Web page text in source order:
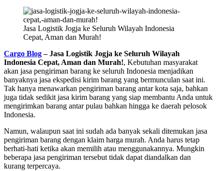
Jasa Logistik Jogja ke Seluruh Wilayah Indonesia
Cepat, Aman dan Murah!
Cargo Blog– Jasa Logistik Jogja ke Seluruh Wilayah
Indonesia Cepat, Aman dan Murah!, Kebutuhan masyarakat
akan jasa pengiriman barang ke seluruh Indonesia menjadikan
banyaknya jasa ekspedisi kirim barang yang bermunculan saat ini.
Tak hanya menawarkan pengiriman barang antar kota saja, bahkan
juga tidak sedikit jasa kirim barang yang siap membantu Anda untuk
mengirimkan barang antar pulau bahkan hingga ke daerah pelosok
Indonesia.
Namun, walaupun saat ini sudah ada banyak sekali ditemukan jasa
pengiriman barang dengan klaim harga murah. Anda harus tetap
berhati-hati ketika akan memilih atau menggunakannya. Mungkin
beberapa jasa pengiriman tersebut tidak dapat diandalkan dan
kurang terpercaya.